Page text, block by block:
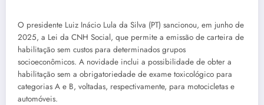
O presidente Luiz Inácio Lula da Silva (PT) sancionou, em junho de
2025, a Lei da CNH Social, que permite a emissão de carteira de
habilitação sem custos para determinados grupos
socioeconômicos. A novidade inclui a possibilidade de obter a
habilitação sem a obrigatoriedade de exame toxicológico para
categorias A e B, voltadas, respectivamente, para motocicletas e
automóveis.